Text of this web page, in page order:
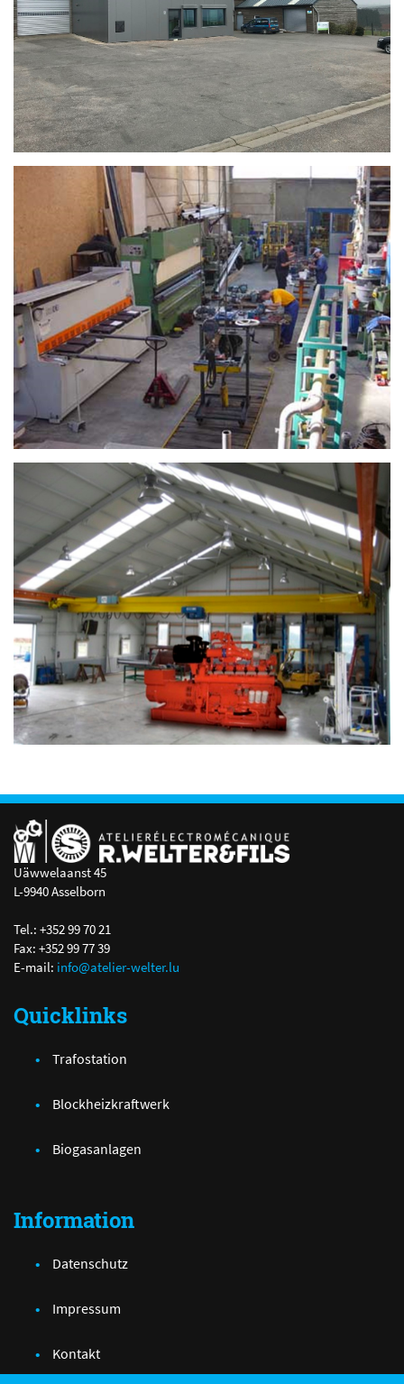
Uäwwelaanst 45
L-9940 Asselborn
Tel.: +352 99 70 21
Fax: +352 99 77 39
E-mail: info@atelier-welter.lu
Quicklinks
Trafostation
Blockheizkraftwerk
Biogasanlagen
Information
Datenschutz
Impressum
Kontakt